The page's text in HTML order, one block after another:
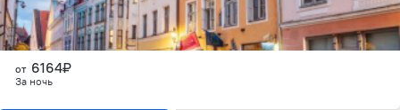
от 6164₽
За ночь